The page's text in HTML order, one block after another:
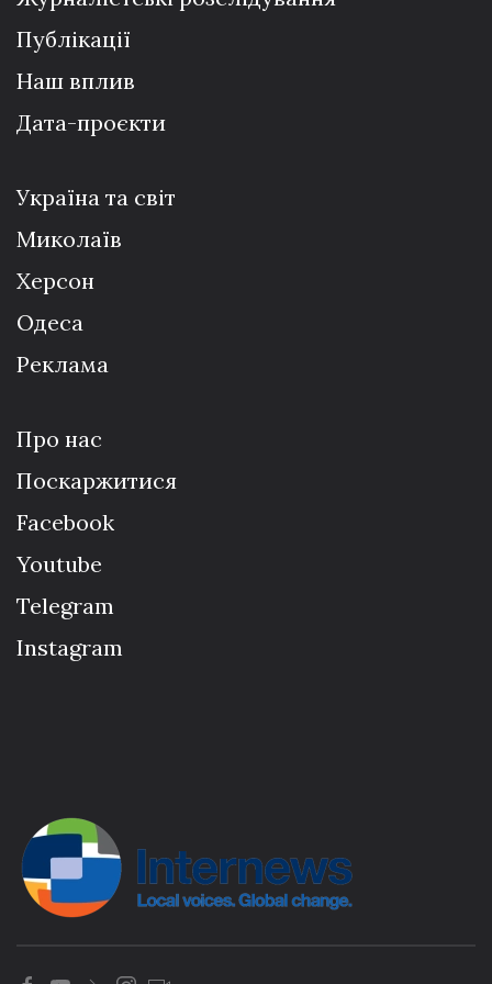
Публікації
Наш вплив
Дата-проєкти
Україна та світ
Миколаїв
Херсон
Одеса
Реклама
Про нас
Поскаржитися
Facebook
Youtube
Telegram
Instagram